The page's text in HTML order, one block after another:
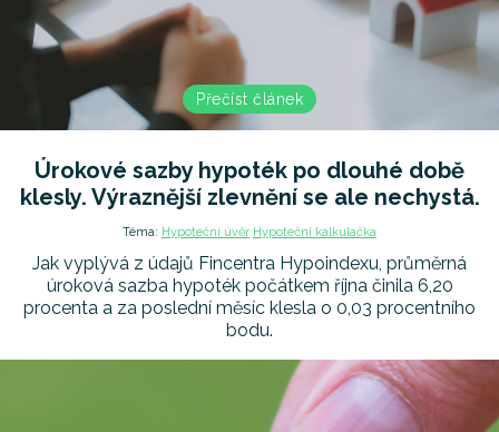
Přečíst článek
Úrokové sazby hypoték po dlouhé době
klesly. Výraznější zlevnění se ale nechystá.
Téma: Hypoteční úvěr Hypoteční kalkulačka
Jak vyplývá z údajů Fincentra Hypoindexu, průměrná
úroková sazba hypoték počátkem října činila 6,20
procenta a za poslední měsíc klesla o 0,03 procentního
bodu.